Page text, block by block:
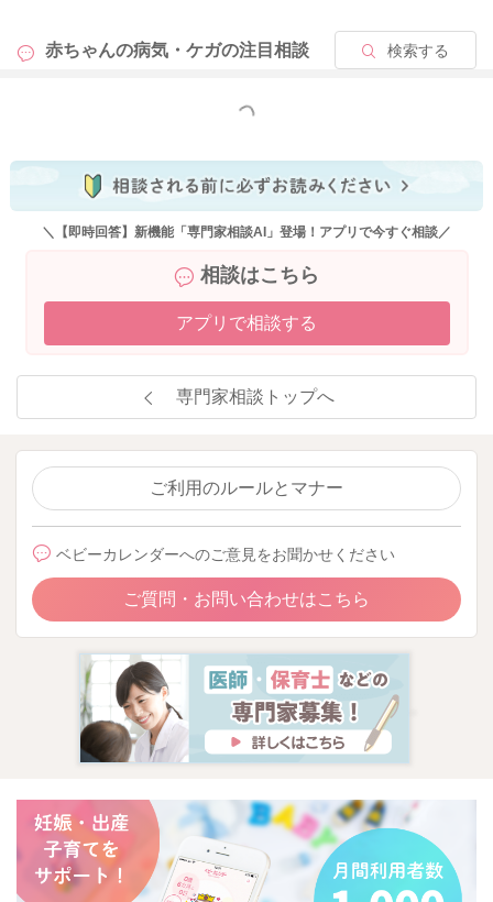
赤ちゃんの病気・ケガの注目相談 検索する
もっと見る
＼【即時回答】新機能「専門家相談AI」登場！アプリで今すぐ相談／
相談はこちら
アプリで相談する
専門家相談トップへ
ご利用のルールとマナー
ベビーカレンダーへのご意見をお聞かせください
ご質問・お問い合わせはこちら